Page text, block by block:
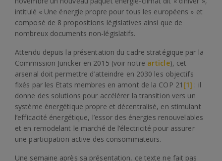
intitulé « Une énergie propre pour tous les européens » et
composé de 8 propositions législatives ainsi que de
nombreux documents non-législatifs.
Attendu depuis la présentation du cadre stratégique par la
Commission Juncker en 2015 (voir notre article), cet
arsenal doit permettre d’atteindre en 2030 les objectifs
fixés par les Etats membres en amont de la COP 21 [1] : il
donne des solutions pour accélérer la transition vers un
système énergétique propre et décentralisé, en stimulant
l’efficacité énergétique, l’essor des énergies renouvelables
et en remodelant le marché de l’électricité pour assurer
une participation active des consommateurs.
Une semaine après sa présentation, ce texte ne fait pas